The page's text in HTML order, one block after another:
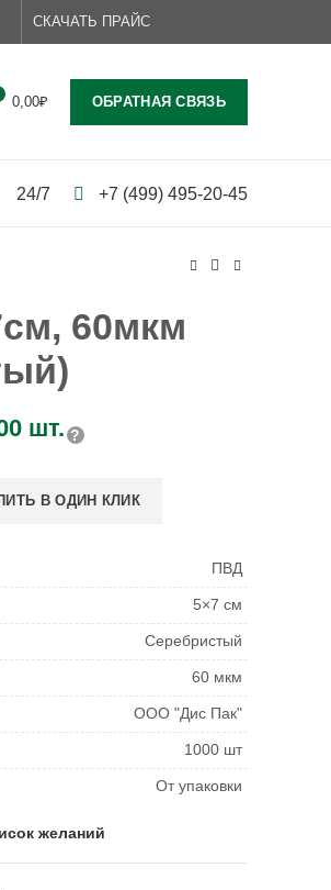
СКАЧАТЬ ПРАЙС
0,00₽ ОБРАТНАЯ СВЯЗЬ
24/7 +7 (499) 495-20-45
60мкм
шт.
В ОДИН КЛИК
ПВД
5×7 см
Серебристый
60 мкм
ООО "Дис Пак"
1000 шт
От упаковки
желаний